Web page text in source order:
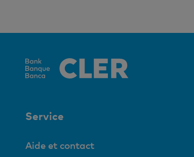
Service
Aide et contact